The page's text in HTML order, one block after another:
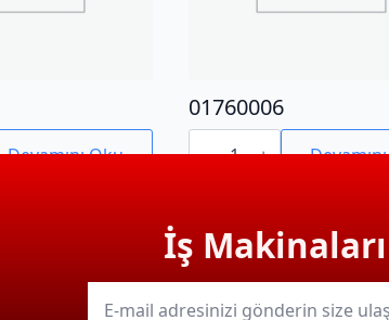
Devamını Oku
01760006
01760006
adet
İş
E-
mail